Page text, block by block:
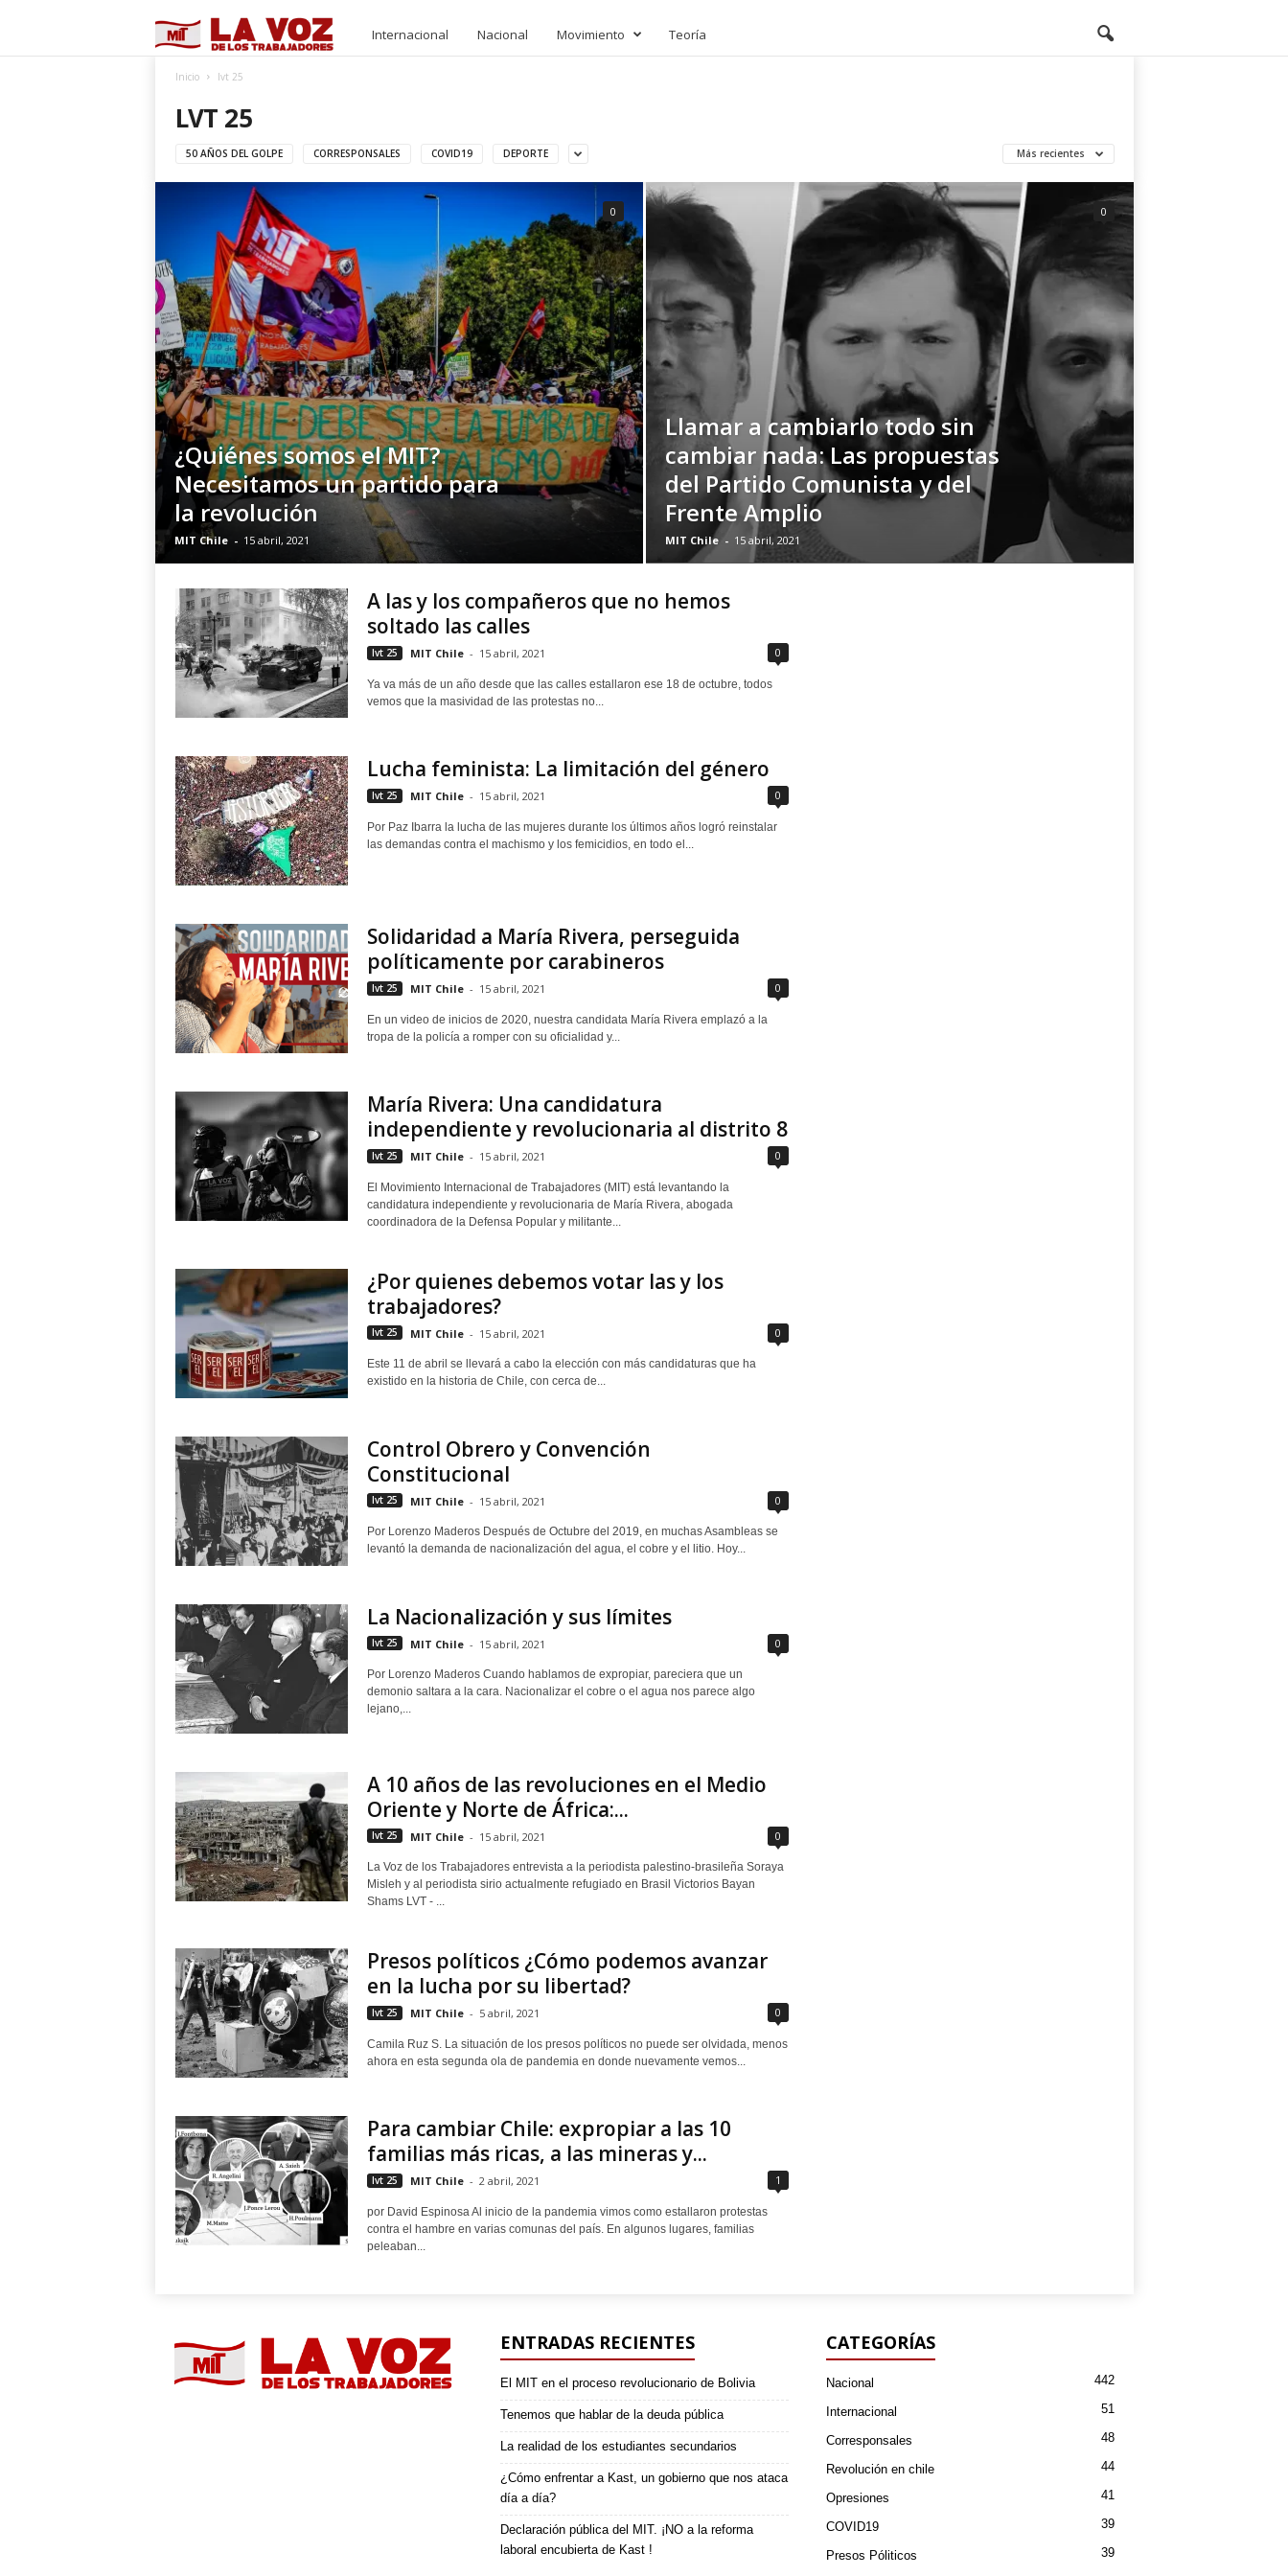
Internacional Nacional Movimiento Teoría
Inicio lvt 25
LVT 25
50 AÑOS DEL GOLPE CORRESPONSALES COVID19 DEPORTE Más recientes
¿Quiénes somos el MIT?
Necesitamos un partido para
la revolución
MIT Chile - 15 abril, 2021
0
Llamar a cambiarlo todo sin
cambiar nada: Las propuestas
del Partido Comunista y del
Frente Amplio
MIT Chile - 15 abril, 2021
0
A las y los compañeros que no hemos
soltado las calles
lvt 25 MIT Chile - 15 abril, 2021 0
Ya va más de un año desde que las calles estallaron ese 18 de octubre, todos
vemos que la masividad de las protestas no...
Lucha feminista: La limitación del género
lvt 25 MIT Chile - 15 abril, 2021 0
Por Paz Ibarra la lucha de las mujeres durante los últimos años logró reinstalar
las demandas contra el machismo y los femicidios, en todo el...
Solidaridad a María Rivera, perseguida
políticamente por carabineros
lvt 25 MIT Chile - 15 abril, 2021 0
En un video de inicios de 2020, nuestra candidata María Rivera emplazó a la
tropa de la policía a romper con su oficialidad y...
María Rivera: Una candidatura
independiente y revolucionaria al distrito 8
lvt 25 MIT Chile - 15 abril, 2021 0
El Movimiento Internacional de Trabajadores (MIT) está levantando la
candidatura independiente y revolucionaria de María Rivera, abogada
coordinadora de la Defensa Popular y militante...
¿Por quienes debemos votar las y los
trabajadores?
lvt 25 MIT Chile - 15 abril, 2021 0
Este 11 de abril se llevará a cabo la elección con más candidaturas que ha
existido en la historia de Chile, con cerca de...
Control Obrero y Convención
Constitucional
lvt 25 MIT Chile - 15 abril, 2021 0
Por Lorenzo Maderos Después de Octubre del 2019, en muchas Asambleas se
levantó la demanda de nacionalización del agua, el cobre y el litio. Hoy...
La Nacionalización y sus límites
lvt 25 MIT Chile - 15 abril, 2021 0
Por Lorenzo Maderos Cuando hablamos de expropiar, pareciera que un
demonio saltara a la cara. Nacionalizar el cobre o el agua nos parece algo
lejano,...
A 10 años de las revoluciones en el Medio
Oriente y Norte de África:...
lvt 25 MIT Chile - 15 abril, 2021 0
La Voz de los Trabajadores entrevista a la periodista palestino-brasileña Soraya
Misleh y al periodista sirio actualmente refugiado en Brasil Victorios Bayan
Shams LVT - ...
Presos políticos ¿Cómo podemos avanzar
en la lucha por su libertad?
lvt 25 MIT Chile - 5 abril, 2021 0
Camila Ruz S. La situación de los presos políticos no puede ser olvidada, menos
ahora en esta segunda ola de pandemia en donde nuevamente vemos...
Para cambiar Chile: expropiar a las 10
familias más ricas, a las mineras y...
lvt 25 MIT Chile - 2 abril, 2021 1
por David Espinosa Al inicio de la pandemia vimos como estallaron protestas
contra el hambre en varias comunas del país. En algunos lugares, familias
peleaban...
ENTRADAS RECIENTES
El MIT en el proceso revolucionario de Bolivia
Tenemos que hablar de la deuda pública
La realidad de los estudiantes secundarios
¿Cómo enfrentar a Kast, un gobierno que nos ataca
día a día?
Declaración pública del MIT. ¡NO a la reforma
laboral encubierta de Kast !
CATEGORÍAS
Nacional 442
Internacional 51
Corresponsales 48
Revolución en chile 44
Opresiones 41
COVID19 39
Presos Póliticos 39